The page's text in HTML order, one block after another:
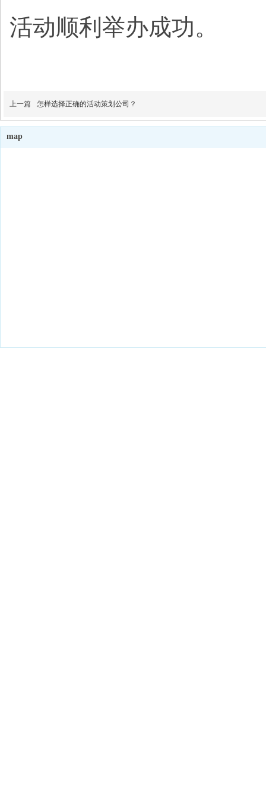
活动顺利举办成功。
上一篇 怎样选择正确的活动策划公司？
map